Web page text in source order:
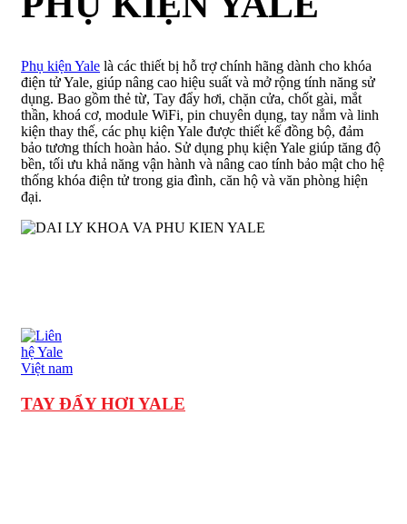
Phụ kiện Yale là các thiết bị hỗ trợ chính hãng dành cho khóa
điện tử Yale, giúp nâng cao hiệu suất và mở rộng tính năng sử
dụng. Bao gồm thẻ từ, Tay đẩy hơi, chặn cửa, chốt gài, mắt
thần, khoá cơ, module WiFi, pin chuyên dụng, tay nắm và linh
kiện thay thế, các phụ kiện Yale được thiết kế đồng bộ, đảm
bảo tương thích hoàn hảo. Sử dụng phụ kiện Yale giúp tăng độ
bền, tối ưu khả năng vận hành và nâng cao tính bảo mật cho hệ
thống khóa điện tử trong gia đình, căn hộ và văn phòng hiện
đại.
TAY ĐẨY HƠI YALE